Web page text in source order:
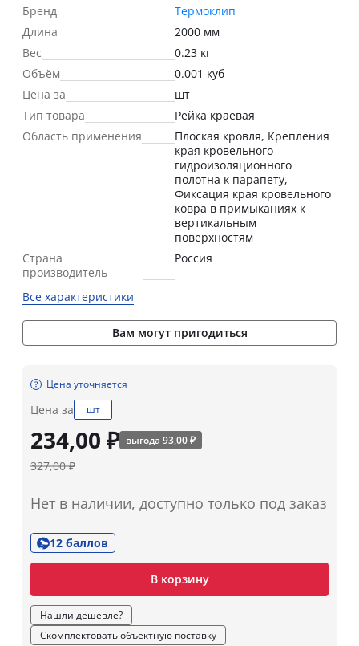
Бренд
Термоклип
Длина
2000 мм
Вес
0.23 кг
Объём
0.001 куб
Цена за
шт
Тип товара
Рейка краевая
Область применения
Плоская кровля, Крепления
края кровельного
гидроизоляционного
полотна к парапету,
Фиксация края кровельного
ковра в примыканиях к
вертикальным
поверхностям
Страна
производитель
Россия
Все характеристики
Вам могут пригодиться
Цена уточняется
Цена за шт
234,00 ₽ выгода 93,00 ₽
327,00 ₽
Нет в наличии, доступно только под заказ
12 баллов
В корзину
Нашли дешевле?
Скомплектовать объектную поставку